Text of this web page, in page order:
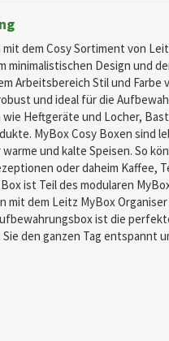
mit dem Cosy Sortiment von
minimalistischen Design und
Arbeitsbereich Stil und
und ideal für die
Heftgeräte und Locher,
MyBox Cosy Boxen sind
und kalte Speisen. So
oder daheim Kaffee,
ist Teil des modularen
mit dem Leitz MyBox
ist die
den ganzen Tag entspannt